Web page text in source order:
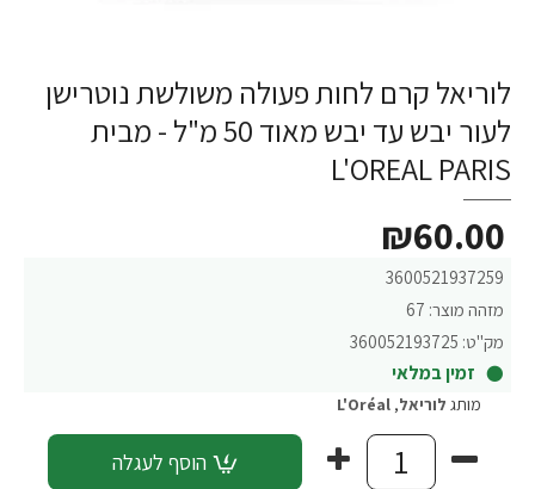
לוריאל קרם לחות פעולה משולשת נוטרישן
לעור יבש עד יבש מאוד 50 מ"ל - מבית
L'OREAL PARIS
3600521937259
מזהה מוצר: 67
מק"ט: 360052193725
זמין במלאי
₪60.00
מותג לוריאל,
L'Oréal
הוסף לעגלה